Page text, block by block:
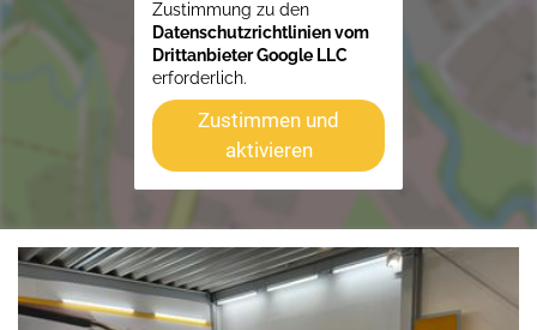
Zustimmung zu den
Datenschutzrichtlinien vom
Drittanbieter Google LLC
erforderlich.
Zustimmen und
aktivieren